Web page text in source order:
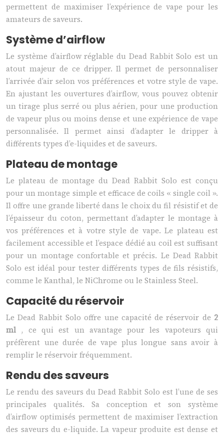
permettent de maximiser l’expérience de vape pour les
amateurs de saveurs.
Système d’airflow
Le système d’airflow réglable du Dead Rabbit Solo est un
atout majeur de ce dripper. Il permet de personnaliser
l’arrivée d’air selon vos préférences et votre style de vape.
En ajustant les ouvertures d’airflow, vous pouvez obtenir
un tirage plus serré ou plus aérien, pour une production
de vapeur plus ou moins dense et une expérience de vape
personnalisée. Il permet ainsi d’adapter le dripper à
différents types d’e-liquides et de saveurs.
Plateau de montage
Le plateau de montage du Dead Rabbit Solo est conçu
pour un montage simple et efficace de coils « single coil ».
Il offre une grande liberté dans le choix du fil résistif et de
l’épaisseur du coton, permettant d’adapter le montage à
vos préférences et à votre style de vape. Le plateau est
facilement accessible et l’espace dédié au coil est suffisant
pour un montage confortable et précis. Le Dead Rabbit
Solo est idéal pour tester différents types de fils résistifs,
comme le Kanthal, le NiChrome ou le Stainless Steel.
Capacité du réservoir
Le Dead Rabbit Solo offre une capacité de réservoir de 2
ml , ce qui est un avantage pour les vapoteurs qui
préfèrent une durée de vape plus longue sans avoir à
remplir le réservoir fréquemment.
Rendu des saveurs
Le rendu des saveurs du Dead Rabbit Solo est l’une de ses
principales qualités. Sa conception et son système
d’airflow optimisés permettent de maximiser l’extraction
des saveurs du e-liquide. La vapeur produite est dense et